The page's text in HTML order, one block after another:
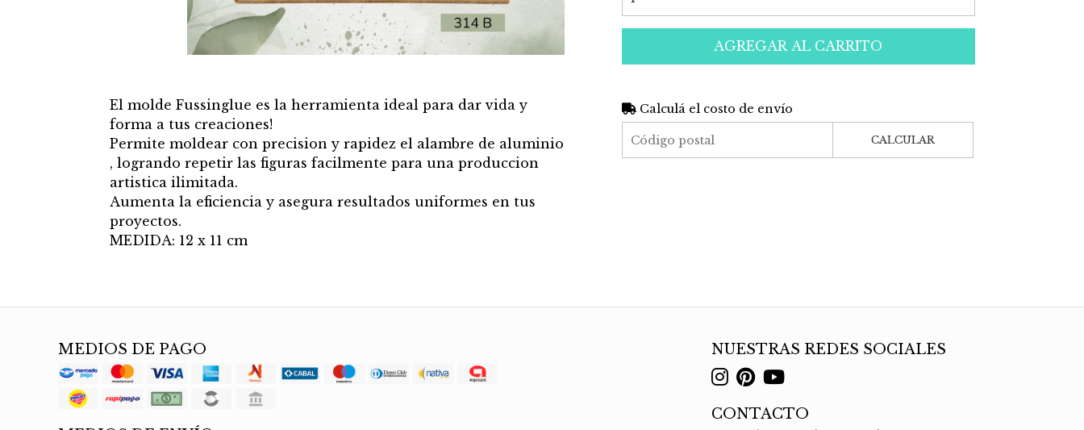
El molde Fussinglue es la herramienta ideal para dar vida y
forma a tus creaciones!
Permite moldear con precision y rapidez el alambre de aluminio
, logrando repetir las figuras facilmente para una produccion
artistica ilimitada.
Aumenta la eficiencia y asegura resultados uniformes en tus
proyectos.
MEDIDA: 12 x 11 cm
AGREGAR AL CARRITO
Calculá el costo de envío
CALCULAR
MEDIOS DE PAGO NUESTRAS REDES SOCIALES
CONTACTO